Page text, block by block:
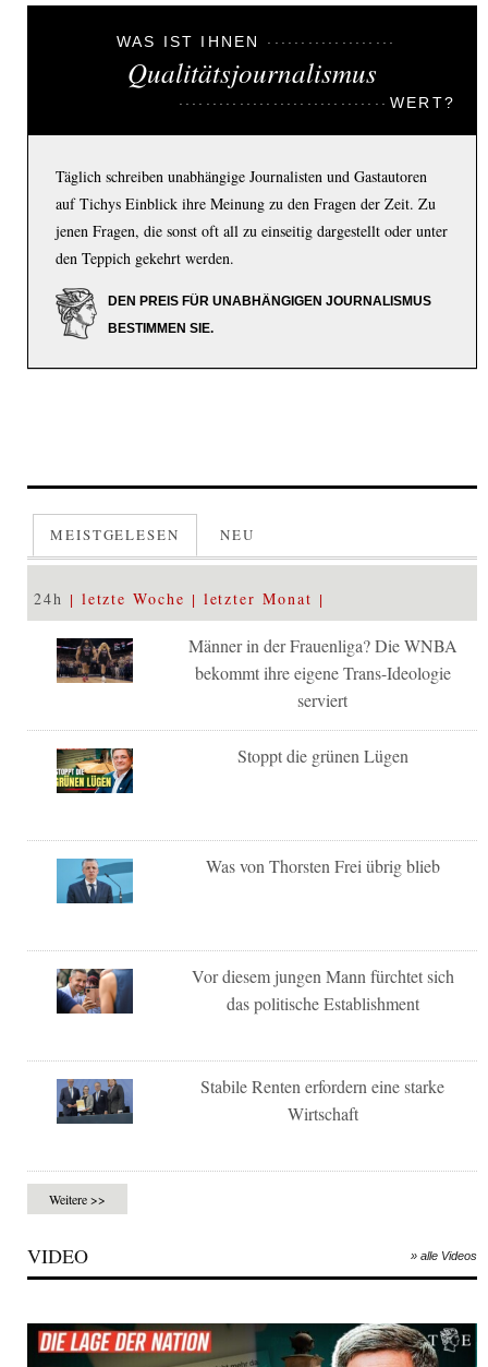
WAS IST IHNEN
Qualitätsjournalismus
WERT?
Täglich schreiben unabhängige Journalisten und Gastautoren
auf Tichys Einblick ihre Meinung zu den Fragen der Zeit. Zu
jenen Fragen, die sonst oft all zu einseitig dargestellt oder unter
den Teppich gekehrt werden.
DEN PREIS FÜR UNABHÄNGIGEN JOURNALISMUS
BESTIMMEN SIE.
MEISTGELESEN NEU
24h letzte Woche letzter Monat
Männer in der Frauenliga? Die WNBA
bekommt ihre eigene Trans-Ideologie
serviert
Stoppt die grünen Lügen
Was von Thorsten Frei übrig blieb
Vor diesem jungen Mann fürchtet sich
das politische Establishment
Stabile Renten erfordern eine starke
Wirtschaft
Weitere >>
VIDEO » alle Videos